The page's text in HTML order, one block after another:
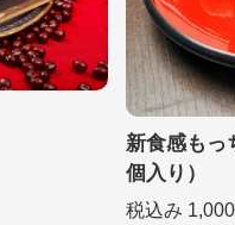
新食感もっ
個入り）
税込み